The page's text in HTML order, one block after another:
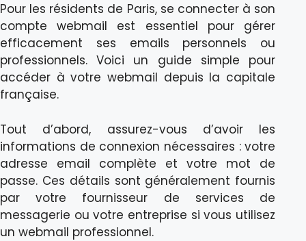
Pour les résidents de Paris, se connecter à son
compte webmail est essentiel pour gérer
efficacement ses emails personnels ou
professionnels. Voici un guide simple pour
accéder à votre webmail depuis la capitale
française.
Tout d’abord, assurez-vous d’avoir les
informations de connexion nécessaires : votre
adresse email complète et votre mot de
passe. Ces détails sont généralement fournis
par votre fournisseur de services de
messagerie ou votre entreprise si vous utilisez
un webmail professionnel.